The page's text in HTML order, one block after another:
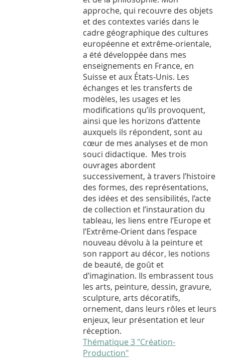
approche, qui recouvre des objets
et des contextes variés dans le
cadre géographique des cultures
européenne et extrême-orientale,
a été développée dans mes
enseignements en France, en
Suisse et aux États-Unis. Les
échanges et les transferts de
modèles, les usages et les
modifications qu’ils provoquent,
ainsi que les horizons d’attente
auxquels ils répondent, sont au
cœur de mes analyses et de mon
souci didactique. Mes trois
ouvrages abordent
successivement, à travers l’histoire
des formes, des représentations,
des idées et des sensibilités, l’acte
de collection et l’instauration du
tableau, les liens entre l’Europe et
l’Extrême-Orient dans l’espace
nouveau dévolu à la peinture et
son rapport au décor, les notions
de beauté, de goût et
d’imagination. Ils embrassent tous
les arts, peinture, dessin, gravure,
sculpture, arts décoratifs,
ornement, dans leurs rôles et leurs
enjeux, leur présentation et leur
réception.
Thématique 3 "Création-
Production"